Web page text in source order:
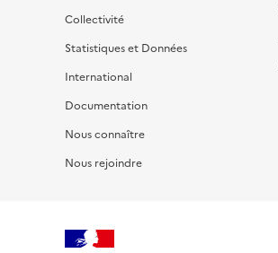
Collectivité
Statistiques et Données
International
Documentation
Nous connaître
Nous rejoindre